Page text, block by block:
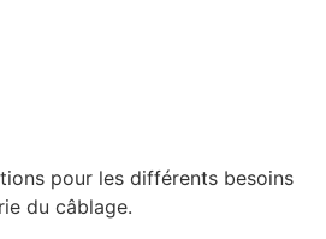
pour les différents besoins
du câblage.